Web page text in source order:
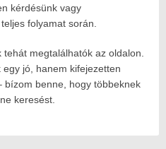
kérdésünk vagy
folyamat során.
tehát megtalálhatók az oldalon.
jó, hanem kifejezetten
bízom benne, hogy többeknek
keresést.